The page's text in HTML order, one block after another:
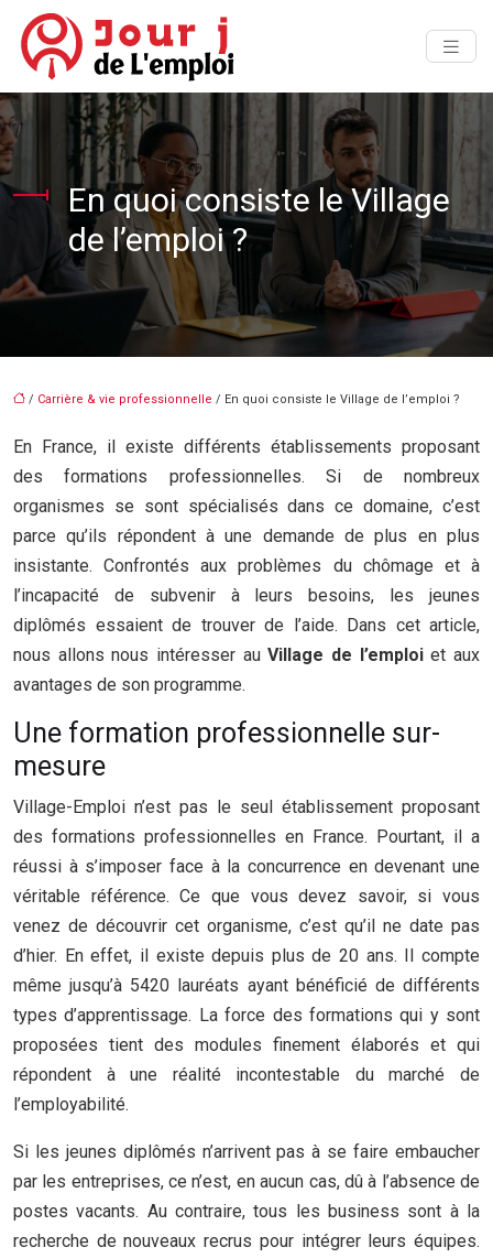
En quoi consiste le Village
de l’emploi ?
/ Carrière & vie professionnelle / En quoi consiste le Village de l’emploi ?
En France, il existe différents établissements proposant
des formations professionnelles. Si de nombreux
organismes se sont spécialisés dans ce domaine, c’est
parce qu’ils répondent à une demande de plus en plus
insistante. Confrontés aux problèmes du chômage et à
l’incapacité de subvenir à leurs besoins, les jeunes
diplômés essaient de trouver de l’aide. Dans cet article,
nous allons nous intéresser auVillage de l’emploiet aux
avantages de son programme.
Une formation professionnelle sur-
mesure
Village-Emploi n’est pas le seul établissement proposant
des formations professionnelles en France. Pourtant, il a
réussi à s’imposer face à la concurrence en devenant une
véritable référence. Ce que vous devez savoir, si vous
venez de découvrir cet organisme, c’est qu’il ne date pas
d’hier. En effet, il existe depuis plus de 20 ans. Il compte
même jusqu’à 5420 lauréats ayant bénéficié de différents
types d’apprentissage. La force des formations qui y sont
proposées tient des modules finement élaborés et qui
répondent à une réalité incontestable du marché de
l’employabilité.
Si les jeunes diplômés n’arrivent pas à se faire embaucher
par les entreprises, ce n’est, en aucun cas, dû à l’absence de
postes vacants. Au contraire, tous les business sont à la
recherche de nouveaux recrus pour intégrer leurs équipes.